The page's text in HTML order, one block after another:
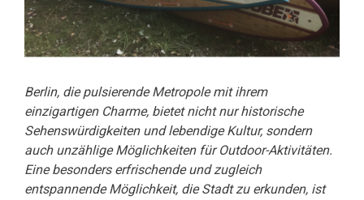
Berlin, die pulsierende Metropole mit ihrem
einzigartigen Charme, bietet nicht nur historische
Sehenswürdigkeiten und lebendige Kultur, sondern
auch unzählige Möglichkeiten für Outdoor-Aktivitäten.
Eine besonders erfrischende und zugleich
entspannende Möglichkeit, die Stadt zu erkunden, ist